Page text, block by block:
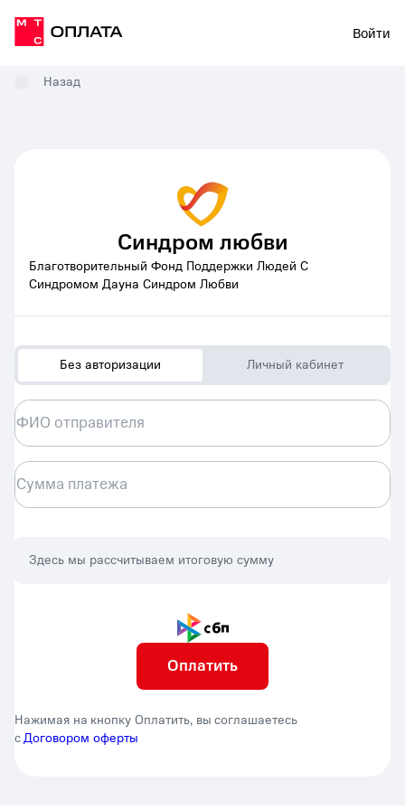
Войти
Назад
Синдром любви
Благотворительный Фонд Поддержки Людей С
Синдромом Дауна Синдром Любви
Без авторизации Личный кабинет
ФИО отправителя
Сумма платежа
Здесь мы рассчитываем итоговую сумму
Нажимая на кнопку Оплатить, вы соглашаетесь
сДоговором оферты
Оплатить